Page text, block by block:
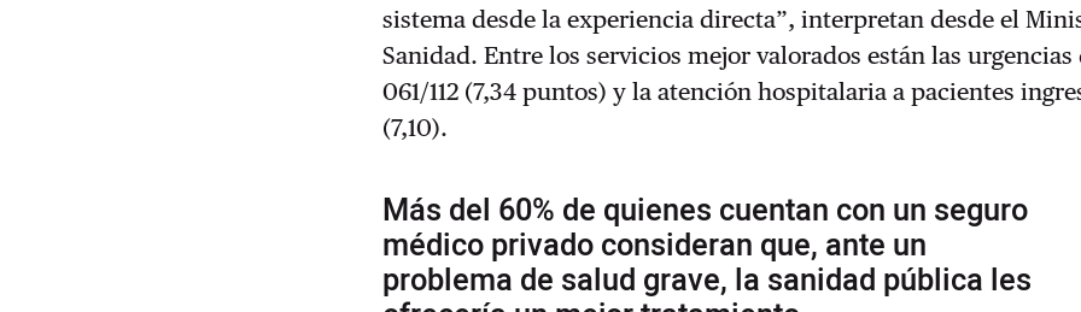
sistema desde la experiencia directa”, interpretan desde el
Sanidad. Entre los servicios mejor valorados están las urgencias
061/112 (7,34 puntos) y la atención hospitalaria a pacientes
(7,10).
Más del 60% de quienes cuentan con un seguro
médico privado consideran que, ante un
problema de salud grave, la sanidad pública les